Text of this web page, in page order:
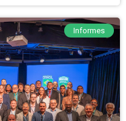
Informes